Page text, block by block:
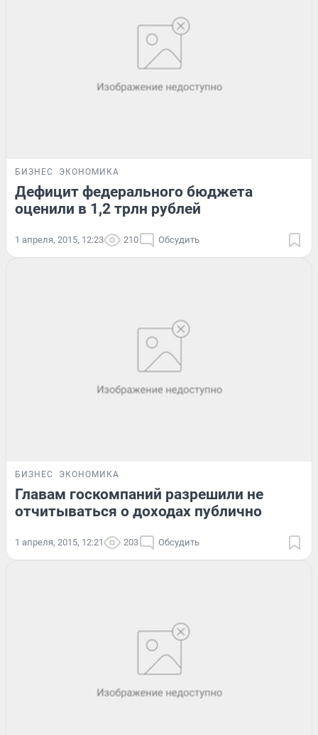
БИЗНЕС ЭКОНОМИКА
Дефицит федерального бюджета
оценили в 1,2 трлн рублей
1 апреля, 2015, 12:23 210 Обсудить
БИЗНЕС ЭКОНОМИКА
Главам госкомпаний разрешили не
отчитываться о доходах публично
1 апреля, 2015, 12:21 203 Обсудить